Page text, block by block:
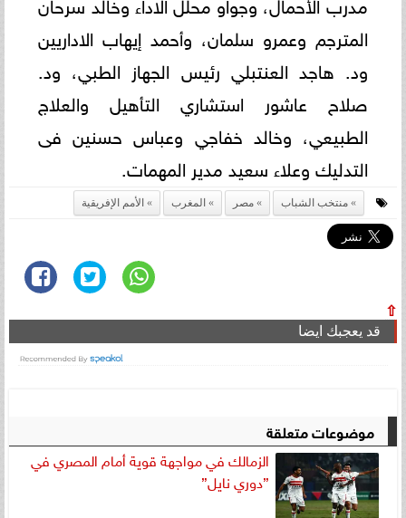
المترجم وعمرو سلمان، وأحمد إيهاب الاداريين
ود. هاجد العنتبلي رئيس الجهاز الطبي، ود.
صلاح عاشور استشاري التأهيل والعلاج
الطبيعي، وخالد خفاجي وعباس حسنين فى
التدليك وعلاء سعيد مدير المهمات.
منتخب الشباب مصر المغرب الأمم الإفريقية
⇧
قد يعجبك ايضا
موضوعات متعلقة
الزمالك في مواجهة قوية أمام المصري في
”دوري نايل”